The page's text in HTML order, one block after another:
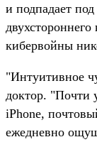
и подпадает
кибервойны
"Интуитивное
доктор. "Почти
iPhone,
ежедневно